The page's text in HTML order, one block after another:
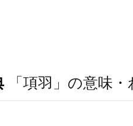
「項羽」の意味